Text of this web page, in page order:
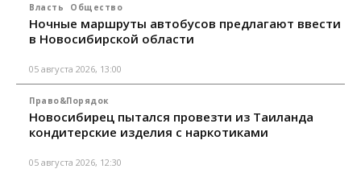
Власть Общество
Ночные маршруты автобусов предлагают ввести
в Новосибирской области
05 августа 2026, 13:00
Право&Порядок
Новосибирец пытался провезти из Таиланда
кондитерские изделия с наркотиками
05 августа 2026, 12:30